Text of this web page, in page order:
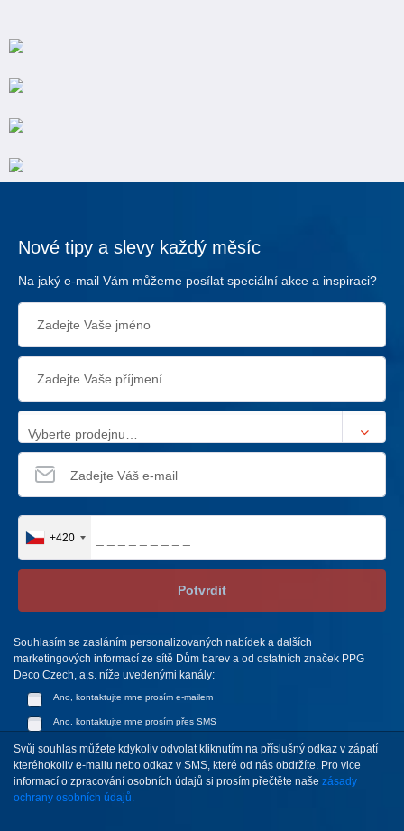
Nové tipy a slevy každý měsíc
Na jaký e-mail Vám můžeme posílat speciální akce a inspiraci?
Vyberte prodejnu…
+420
Potvrdit
Souhlasím se zasláním personalizovaných nabídek a dalších
marketingových informací ze sítě Dům barev a od ostatních značek PPG
Deco Czech, a.s. níže uvedenými kanály:
Ano, kontaktujte mne prosím e-mailem
Ano, kontaktujte mne prosím přes SMS
Svůj souhlas můžete kdykoliv odvolat kliknutím na příslušný odkaz v zápatí
kteréhokoliv e-mailu nebo odkaz v SMS, které od nás obdržíte. Pro vice
informací o zpracování osobních údajů si prosím přečtěte naše zásady
ochrany osobních údajů.